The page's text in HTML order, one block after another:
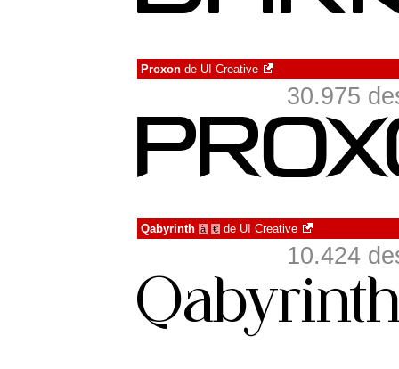
Proxon de UI Creative
30.975
Qabyrinth à € de UI Creative
10.424